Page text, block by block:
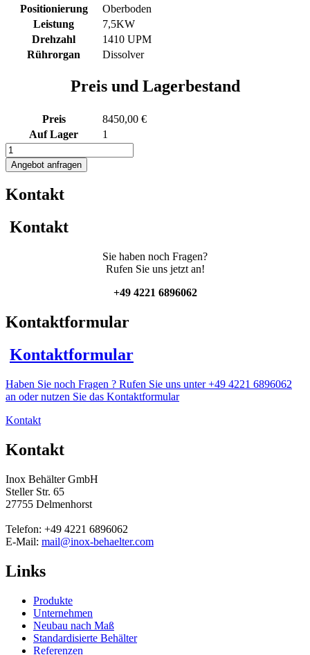
Positionierung
Oberboden
Leistung
7,5KW
Drehzahl
1410 UPM
Rührorgan
Dissolver
Preis und Lagerbestand
Preis
8450,00 €
Auf Lager
1
2600L
Rührwerksbehälter
mit
Menge
Angebot anfragen
Kontakt
Kontakt
Sie haben noch Fragen?
Rufen Sie uns jetzt an!
+49 4221 6896062
Kontaktformular
Kontaktformular
Haben Sie noch Fragen ? Rufen Sie uns unter +49 4221 6896062
an oder nutzen Sie das Kontaktformular
Kontakt
Kontakt
Inox Behälter GmbH
Steller Str. 65
27755 Delmenhorst
Telefon: +49 4221 6896062
E-Mail: mail@inox-behaelter.com
Links
Produkte
Unternehmen
Neubau nach Maß
Standardisierte Behälter
Referenzen